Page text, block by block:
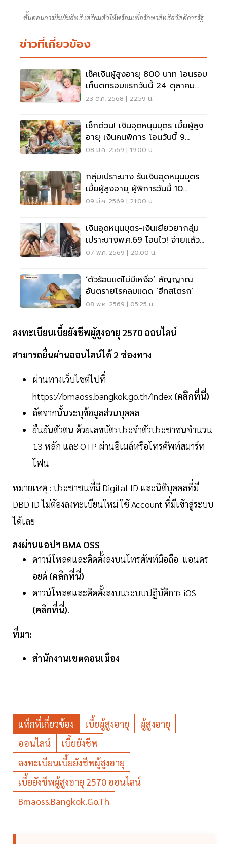
ขั้นตอนการยืนยันสิทธิ เตรียมตัวให้พร้อมเพื่อรักษาสิทธิสวัสดิการรัฐ
ข่าวที่เกี่ยวข้อง
เช็คเงินผู้สูงอายุ 800 บาท โอนรอบ
เก็บตกรอบแรกวันนี้ 24 ตุลาคม
2568
23 ต.ค. 2568 | 22:59 น.
เช็กด่วน! เงินอุดหนุนบุตร เบี้ยผู้สูง
อายุ เงินคนพิการ โอนวันนี้ 9
ม.ค.69
08 ม.ค. 2569 | 19:00 น.
กลุ่มเปราะบาง รับเงินอุดหนุนบุตร
เบี้ยผู้สูงอายุ ผู้พิการวันนี้ 10
มี.ค.69
09 มี.ค. 2569 | 21:00 น.
เงินอุดหนุนบุตร-เงินเยียวยากลุ่ม
เปราะบางพ.ค.69 โอนไว! จ่ายแล้ว
วันนี้ 8 พ.ค.
07 พ.ค. 2569 | 20:00 น.
‘ตัวร้อนแต่ไม่มีเหงื่อ’ สัญญาณ
อันตรายโรคลมแดด ‘ฮีทสโตรก’
08 พ.ค. 2569 | 05:25 น.
ลงทะเบียนเบี้ยยังชีพผู้สูงอายุ 2570 ออนไลน์
สามารถยื่นผ่านออนไลน์ได้ 2 ช่องทาง
ผ่านทางเว็บไซต์ไปที่
https://bmaoss.bangkok.go.th/index (คลิกที่นี่)
ถัดจากนั้นระบุข้อมูลส่วนบุคคล
ยืนยันตัวตน ด้วยเลขบัตรประจำตัวประชาชนจำนวน
13 หลัก และ OTP ผ่านอีเมล์หรือโทรศัพท์สมาร์ท
โฟน
หมายเหตุ : ประชาชนที่มี Digital ID และนิติบุคคลที่มี
DBD ID ไม่ต้องลงทะเบียนใหม่ ใช้ Account ที่มีเข้าสู่ระบบ
ได้เลย
ลงผ่านแอปฯ BMA OSS
ดาวน์โหลดและติดตั้งลงบนโทรศัพท์มือถือ แอนดร
อยด์ (คลิกที่นี่)
ดาวน์โหลดและติดตั้งลงบนระบบปฏิบัติการ iOS
(คลิกที่นี่).
ที่มา:
สำนักงานเขตดอนเมือง
แท็กที่เกี่ยวข้อง เบี้ยผู้สูงอายุ
ผู้สูงอายุ
ออนไลน์
เบี้ยยังชีพ
ลงทะเบียนเบี้ยยังชีพผู้สูงอายุ
เบี้ยยังชีพผู้สูงอายุ 2570 ออนไลน์
Bmaoss.bangkok.go.th